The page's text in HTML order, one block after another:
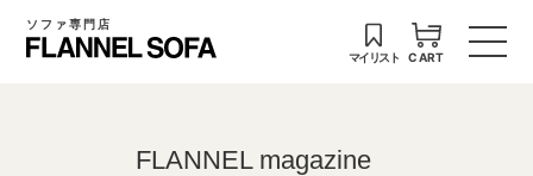
ソファ専門店
マイリスト CART
FLANNEL magazine